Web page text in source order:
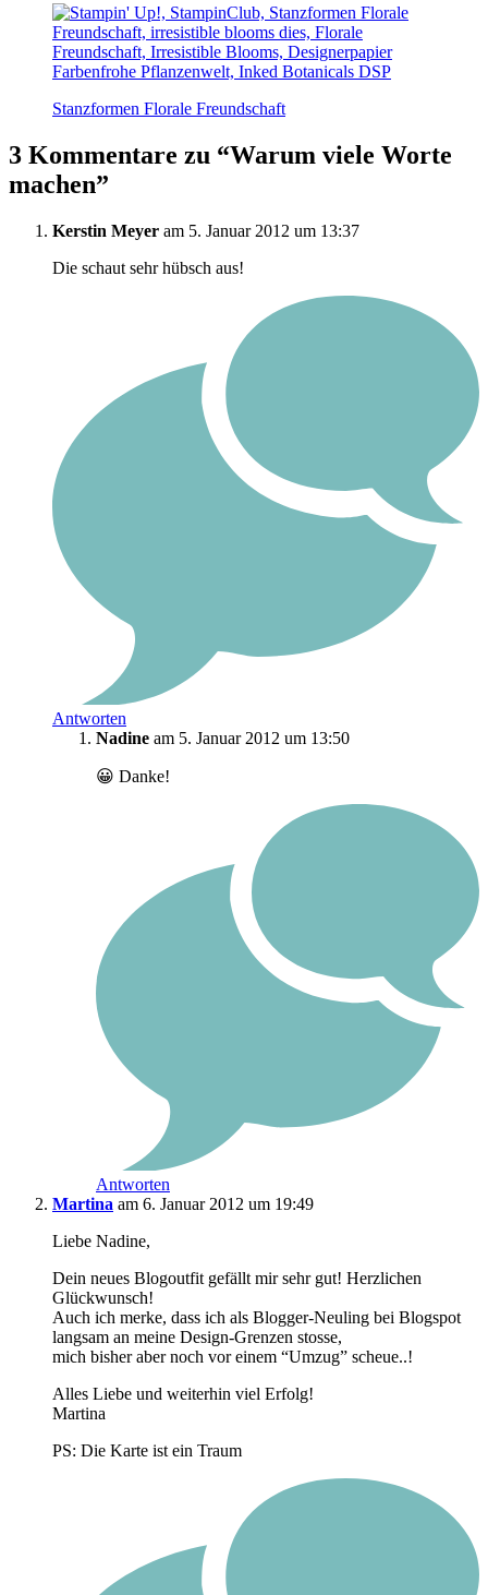
Stanzformen Florale Freundschaft
3 Kommentare zu “Warum viele Worte
machen”
Kerstin Meyer am 5. Januar 2012 um 13:37
Die schaut sehr hübsch aus!
Antworten
Nadine am 5. Januar 2012 um 13:50
😀 Danke!
Antworten
Martina am 6. Januar 2012 um 19:49
Liebe Nadine,
Dein neues Blogoutfit gefällt mir sehr gut! Herzlichen
Glückwunsch!
Auch ich merke, dass ich als Blogger-Neuling bei Blogspot
langsam an meine Design-Grenzen stosse,
mich bisher aber noch vor einem “Umzug” scheue..!
Alles Liebe und weiterhin viel Erfolg!
Martina
PS: Die Karte ist ein Traum